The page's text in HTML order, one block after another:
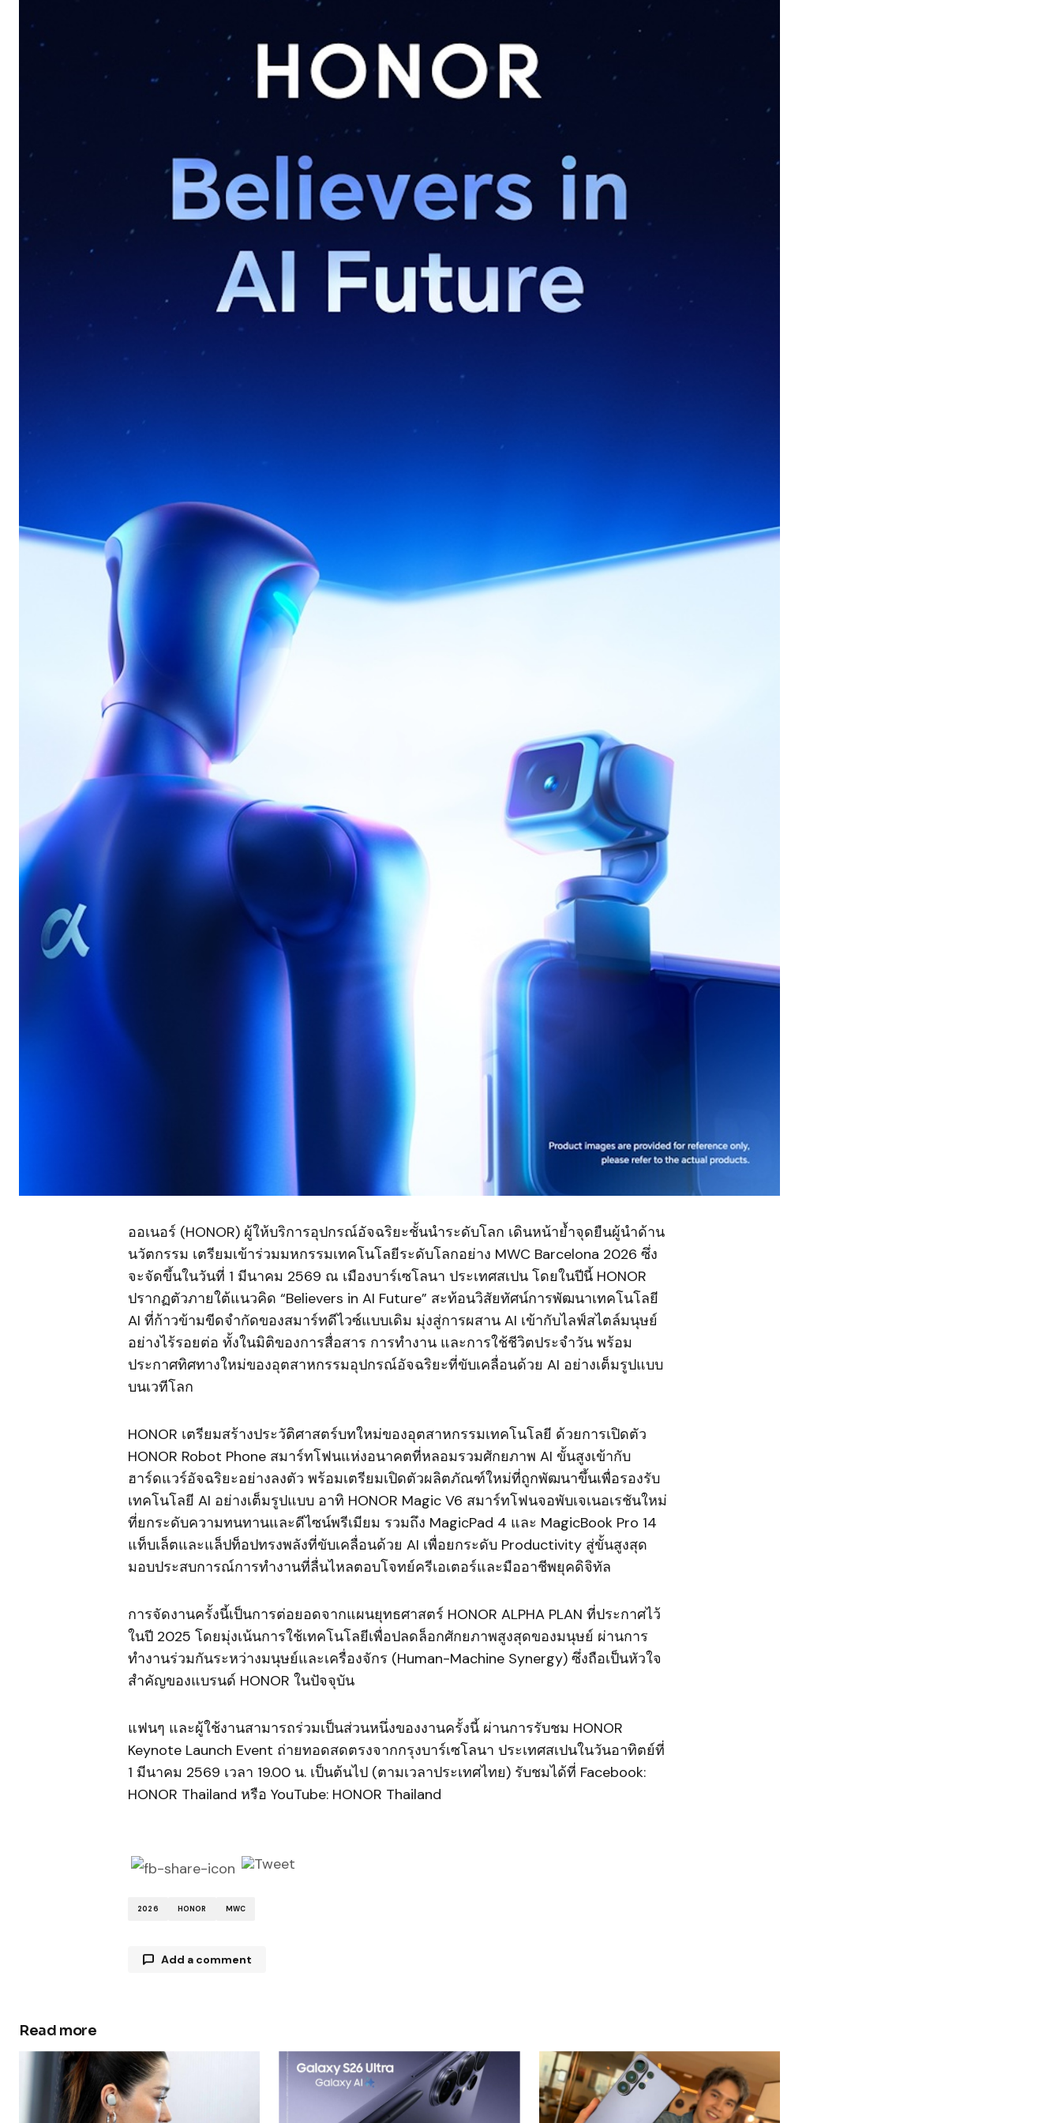
ออเนอร์ (HONOR) ผู้ให้บริการอุปกรณ์อัจฉริยะชั้นนำระดับโลก เดินหน้าย้ำจุดยืนผู้นำด้าน
นวัตกรรม เตรียมเข้าร่วมมหกรรมเทคโนโลยีระดับโลกอย่าง MWC Barcelona 2026 ซึ่ง
จะจัดขึ้นในวันที่ 1 มีนาคม 2569 ณ เมืองบาร์เซโลนา ประเทศสเปน โดยในปีนี้ HONOR
ปรากฏตัวภายใต้แนวคิด “Believers in AI Future” สะท้อนวิสัยทัศน์การพัฒนาเทคโนโลยี
AI ที่ก้าวข้ามขีดจำกัดของสมาร์ทดีไวซ์แบบเดิม มุ่งสู่การผสาน AI เข้ากับไลฟ์สไตล์มนุษย์
อย่างไร้รอยต่อ ทั้งในมิติของการสื่อสาร การทำงาน และการใช้ชีวิตประจำวัน พร้อม
ประกาศทิศทางใหม่ของอุตสาหกรรมอุปกรณ์อัจฉริยะที่ขับเคลื่อนด้วย AI อย่างเต็มรูปแบบ
บนเวทีโลก
HONOR เตรียมสร้างประวัติศาสตร์บทใหม่ของอุตสาหกรรมเทคโนโลยี ด้วยการเปิดตัว
HONOR Robot Phone สมาร์ทโฟนแห่งอนาคตที่หลอมรวมศักยภาพ AI ขั้นสูงเข้ากับ
ฮาร์ดแวร์อัจฉริยะอย่างลงตัว พร้อมเตรียมเปิดตัวผลิตภัณฑ์ใหม่ที่ถูกพัฒนาขึ้นเพื่อรองรับ
เทคโนโลยี AI อย่างเต็มรูปแบบ อาทิ HONOR Magic V6 สมาร์ทโฟนจอพับเจเนอเรชันใหม่
ที่ยกระดับความทนทานและดีไซน์พรีเมียม รวมถึง MagicPad 4 และ MagicBook Pro 14
แท็บเล็ตและแล็ปท็อปทรงพลังที่ขับเคลื่อนด้วย AI เพื่อยกระดับ Productivity สู่ขั้นสูงสุด
มอบประสบการณ์การทำงานที่ลื่นไหลตอบโจทย์ครีเอเตอร์และมืออาชีพยุคดิจิทัล
การจัดงานครั้งนี้เป็นการต่อยอดจากแผนยุทธศาสตร์ HONOR ALPHA PLAN ที่ประกาศไว้
ในปี 2025 โดยมุ่งเน้นการใช้เทคโนโลยีเพื่อปลดล็อกศักยภาพสูงสุดของมนุษย์ ผ่านการ
ทำงานร่วมกันระหว่างมนุษย์และเครื่องจักร (Human-Machine Synergy) ซึ่งถือเป็นหัวใจ
สำคัญของแบรนด์ HONOR ในปัจจุบัน
แฟนๆ และผู้ใช้งานสามารถร่วมเป็นส่วนหนึ่งของงานครั้งนี้ ผ่านการรับชม HONOR
Keynote Launch Event ถ่ายทอดสดตรงจากกรุงบาร์เซโลนา ประเทศสเปนในวันอาทิตย์ที่
1 มีนาคม 2569 เวลา 19.00 น. เป็นต้นไป (ตามเวลาประเทศไทย) รับชมได้ที่ Facebook:
HONOR Thailand หรือ YouTube: HONOR Thailand
2026 HONOR MWC
Add a comment
Comment
Read more